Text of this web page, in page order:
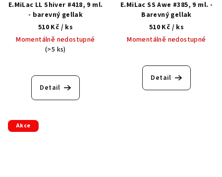
E.MiLac LL Shiver #418, 9 ml.
- barevný gellak
510 Kč / ks
Momentálně nedostupné
(>5 ks)
Detail
E.MiLac SS Awe #385, 9 ml. -
Barevný gellak
510 Kč / ks
Momentálně nedostupné
Detail
Akce